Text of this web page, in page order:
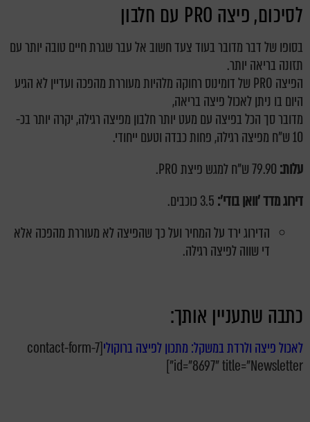
לסיכום, פיצה PRO עם חלבון
בסופו של דבר מדובר בעוד צעד חשוב אל עבר שגרת חיים טובה יותר עם
תזונה בריאה יותר.
הפיצה PRO של דומינוס רחוקה מלהיות מעוררת מהפכה
ועדיין לא הגיע
היום בו ניתן לאכול פיצה בריאה,
מדובר סך הכל בפיצה עם מעט יותר חלבון מפיצה רגילה, יקרה יותר בכ-
10 ש"ח מפיצה רגילה, פחות כבדה וטעם ייחודי.
עלות:
דירוג מדד 'וואן בודי':
הדירוג ירד על המחיר ועל כך שהפיצה לא מעוררת מהפכה אלא
די שווה לפיצה רגילה.
כתבה שתעניין אותך:
לאכול פיצה ולרדת במשקל: מתכון לפיצה ברוקולי [contact-form-7
id="8697" title="Newsletter"]